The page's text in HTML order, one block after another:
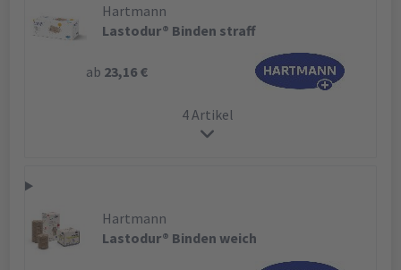
Hartmann
Lastodur® Binden straff
ab 23,16 €
4 Artikel
Hartmann
Lastodur® Binden weich